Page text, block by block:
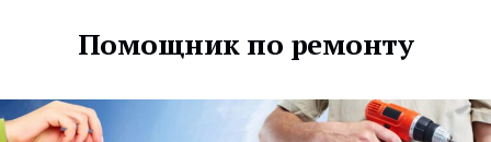
Помощник по ремонту